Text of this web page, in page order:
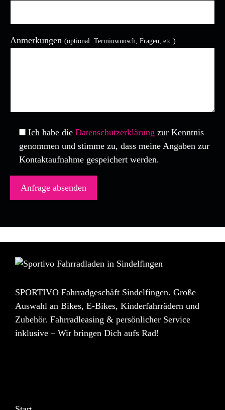
Bitte lasse dieses Feld leer.
Anmerkungen (optional: Terminwunsch, Fragen, etc.)
Ich habe die Datenschutzerklärung zur Kenntnis
genommen und stimme zu, dass meine Angaben zur
Kontaktaufnahme gespeichert werden.
SPORTIVO Fahrradgeschäft Sindelfingen. Große
Auswahl an Bikes, E-Bikes, Kinderfahrrädern und
Zubehör. Fahrradleasing & persönlicher Service
inklusive – Wir bringen Dich aufs Rad!